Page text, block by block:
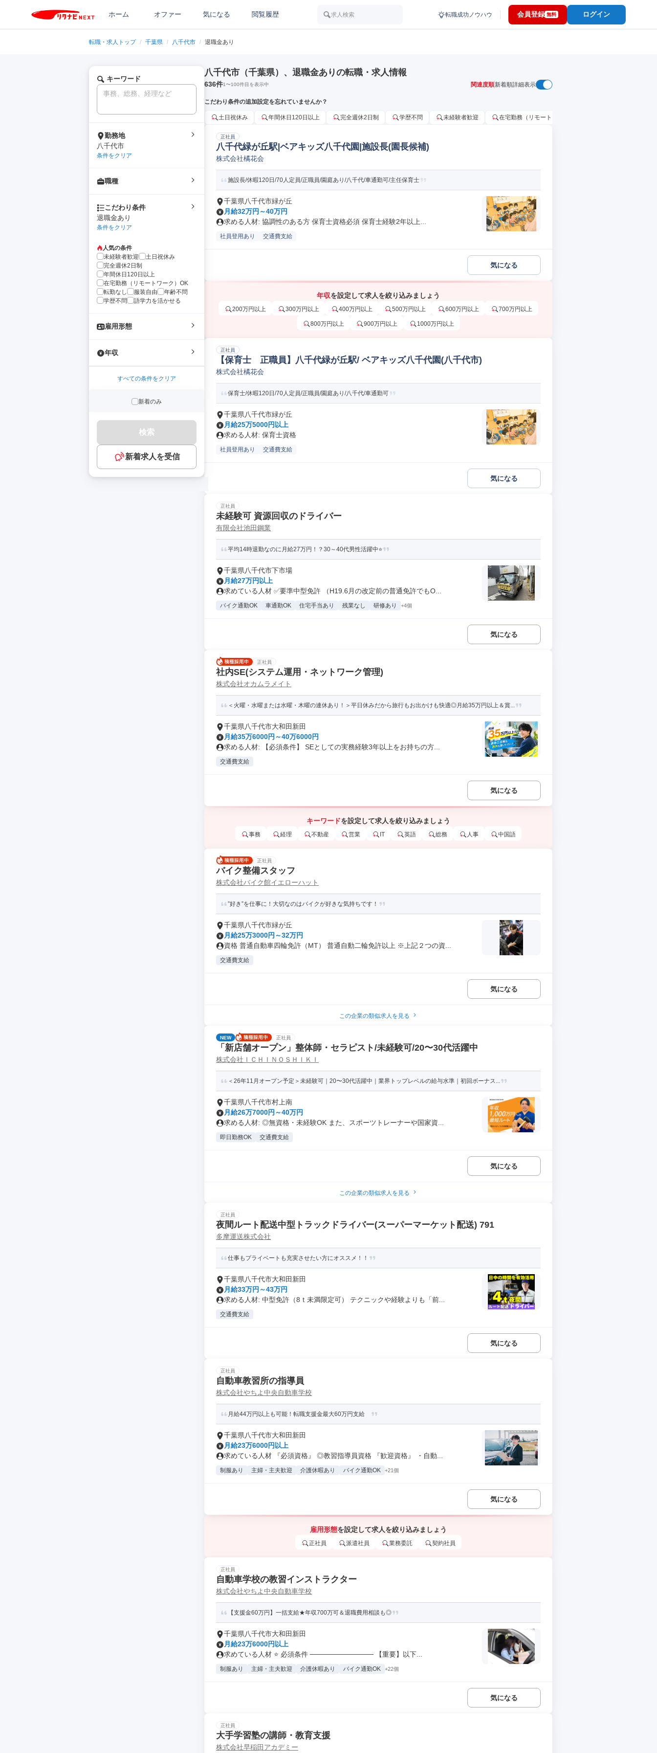
ホーム オファー 気になる 閲覧履歴 求人検索 転職成功ノウハウ 会員登録 無料 ログイン
転職・求人トップ / 千葉県 / 八千代市 / 退職金あり
キーワード
勤務地
八千代市
条件をクリア
職種
こだわり条件
退職金あり
条件をクリア
人気の条件
未経験者歓迎
土日祝休み
完全週休2日制
年間休日120日以上
在宅勤務（リモートワーク）OK
転勤なし
服装自由
年齢不問
学歴不問
語学力を活かせる
雇用形態
年収
すべての条件をクリア
新着のみ
検索
新着求人を受信
八千代市（千葉県）、退職金ありの転職・求人情報
636件1〜100件目を表示中 関連度順新着順詳細表示
こだわり条件の追加設定を忘れていませんか？
土日祝休み 年間休日120日以上 完全週休2日制 学歴不問 未経験者歓迎 在宅勤務（リモートワーク）OK
正社員
八千代緑が丘駅|ベアキッズ八千代園|施設長(園長候補)
株式会社橘花会
施設長/休暇120日/70人定員/正職員/園庭あり/八千代/車通勤可/主任保育士
千葉県八千代市緑が丘
月給32万円～40万円
求める人材: 協調性のある方 保育士資格必須 保育士経験2年以上...
社員登用あり 交通費支給
気になる
年収を設定して求人を絞り込みましょう
200万円以上 300万円以上 400万円以上 500万円以上 600万円以上 700万円以上
800万円以上 900万円以上 1000万円以上
正社員
【保育士 正職員】八千代緑が丘駅/ ベアキッズ八千代園(八千代市)
株式会社橘花会
保育士/休暇120日/70人定員/正職員/園庭あり/八千代/車通勤可
千葉県八千代市緑が丘
月給25万5000円以上
求める人材: 保育士資格
社員登用あり 交通費支給
気になる
正社員
未経験可 資源回収のドライバー
有限会社池田鋼業
平均14時退勤なのに月給27万円！？30～40代男性活躍中⭐
千葉県八千代市下市場
月給27万円以上
求めている人材 ✅要準中型免許 （H19.6月の改定前の普通免許でもO...
バイク通勤OK 車通勤OK 住宅手当あり 残業なし 研修あり +4個
気になる
正社員
社内SE(システム運用・ネットワーク管理)
株式会社オカムラメイト
＜火曜・水曜または水曜・木曜の連休あり！＞平日休みだから旅行もお出かけも快適◎月給35万円以上＆賞...
千葉県八千代市大和田新田
月給35万6000円～40万6000円
求める人材: 【必須条件】 SEとしての実務経験3年以上をお持ちの方...
交通費支給
気になる
キーワードを設定して求人を絞り込みましょう
事務 経理 不動産 営業 IT 英語 総務 人事 中国語
正社員
バイク整備スタッフ
株式会社バイク館イエローハット
”好き”を仕事に！大切なのはバイクが好きな気持ちです！
千葉県八千代市緑が丘
月給25万3000円～32万円
資格 普通自動車四輪免許（MT） 普通自動二輪免許以上 ※上記２つの資...
交通費支給
気になる
この企業の類似求人を見る
NEW 正社員
「新店舗オープン」整体師・セラピスト/未経験可/20〜30代活躍中
株式会社ＩＣＨＩＮＯＳＨＩＫＩ
＜26年11月オープン予定＞未経験可｜20〜30代活躍中｜業界トップレベルの給与水準｜初回ボーナス...
千葉県八千代市村上南
月給26万7000円～40万円
求める人材: ◎無資格・未経験OK また、スポーツトレーナーや国家資...
即日勤務OK 交通費支給
気になる
この企業の類似求人を見る
正社員
夜間ルート配送中型トラックドライバー(スーパーマーケット配送) 791
多摩運送株式会社
仕事もプライベートも充実させたい方にオススメ！！
千葉県八千代市大和田新田
月給33万円～43万円
求める人材: 中型免許（8ｔ未満限定可） テクニックや経験よりも「前...
交通費支給
気になる
正社員
自動車教習所の指導員
株式会社やちよ中央自動車学校
月給44万円以上も可能！転職支援金最大60万円支給
千葉県八千代市大和田新田
月給23万6000円以上
求めている人材 『必須資格』 ◎教習指導員資格 『歓迎資格』 ・自動...
制服あり 主婦・主夫歓迎 介護休暇あり バイク通勤OK +21個
気になる
雇用形態を設定して求人を絞り込みましょう
正社員 派遣社員 業務委託 契約社員
正社員
自動車学校の教習インストラクター
株式会社やちよ中央自動車学校
【支援金60万円】一括支給★年収700万可＆退職費用相談も◎
千葉県八千代市大和田新田
月給23万6000円以上
求めている人材 ⭐ 必須条件 ───────────── 【重要】以下...
制服あり 主婦・主夫歓迎 介護休暇あり バイク通勤OK +22個
気になる
正社員
大手学習塾の講師・教育支援
株式会社早稲田アカデミー